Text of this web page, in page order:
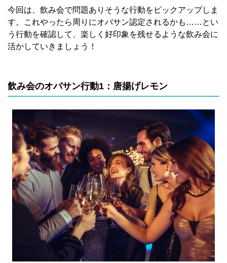
今回は、飲み会で問題ありそうな行動をピックアップしま
す。これやったら周りにオバサン認定されるかも……とい
う行動を確認して、楽しく好印象を残せるような飲み会に
活かしていきましょう！
飲み会のオバサン行動1：唐揚げレモン